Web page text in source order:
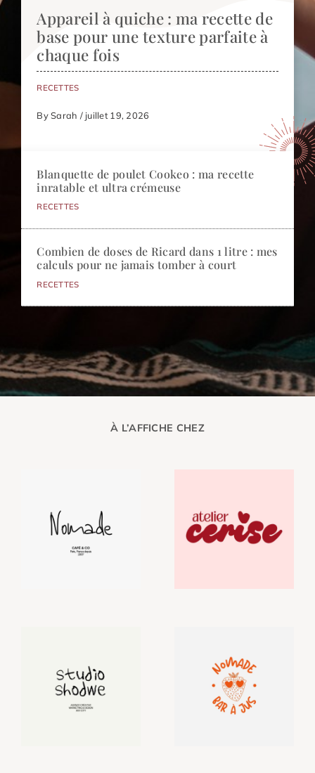
Appareil à quiche : ma recette de
base pour une texture parfaite à
chaque fois
RECETTES
By Sarah / juillet 19, 2026
Blanquette de poulet Cookeo : ma recette
inratable et ultra crémeuse
RECETTES
Combien de doses de Ricard dans 1 litre : mes
calculs pour ne jamais tomber à court
RECETTES
À L’AFFICHE CHEZ